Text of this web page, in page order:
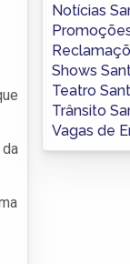
Notícias
Shows
Teatro
Trânsito
Vagas de